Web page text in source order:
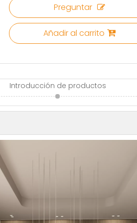
Preguntar
Añadir al carrito
Introducción de productos